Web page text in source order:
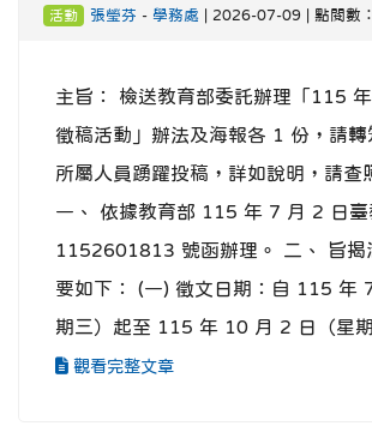
活動 張瑩芬 - 學務處 | 2026-07-09 | 點閱數
主旨： 檢送教育部委託辦理「115
徵稿活動」辦法及海報各 1 份，請轉
所屬人員踴躍投稿，詳如說明，請查
一、 依據教育部 115 年 7 月 2 日臺
1152601813 號函辦理。 二、 旨揭
要如下： (一) 徵文日期：自 115 年
期三）起至 115 年 10 月 2 日（星期
觀看完整文章